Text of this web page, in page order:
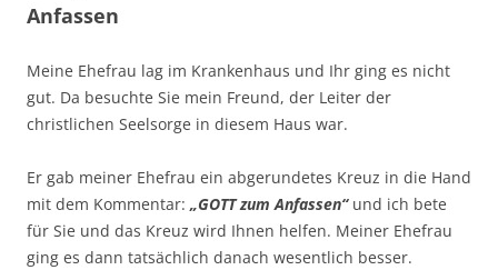
Anfassen
Meine Ehefrau lag im Krankenhaus und Ihr ging es nicht
gut. Da besuchte Sie mein Freund, der Leiter der
christlichen Seelsorge in diesem Haus war.
Er gab meiner Ehefrau ein abgerundetes Kreuz in die Hand
mit dem Kommentar: „GOTT zum Anfassen“und ich bete
für Sie und das Kreuz wird Ihnen helfen. Meiner Ehefrau
ging es dann tatsächlich danach wesentlich besser.